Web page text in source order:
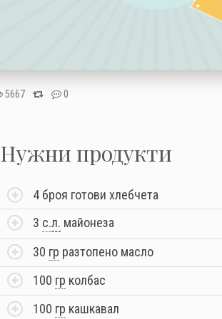
5667 0
Нужни продукти
4 броя готови хлебчета
3 с.л. майонеза
30 гр разтопено масло
100 гр колбас
100 гр кашкавал